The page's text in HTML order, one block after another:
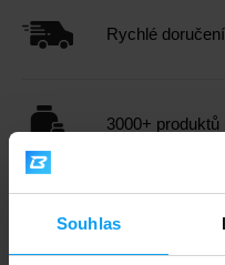
Souhlas
Rychlé doručení
3000+ produktů